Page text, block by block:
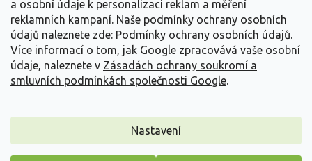
a osobní údaje k personalizaci reklam a měření
reklamních kampaní. Naše podmínky ochrany osobních
údajů naleznete zde: Podmínky ochrany osobních údajů.
Více informací o tom, jak Google zpracovává vaše osobní
údaje, naleznete v Zásadách ochrany soukromí a
smluvních podmínkách společnosti Google.
Nastavení
Vytvořil Shoptet